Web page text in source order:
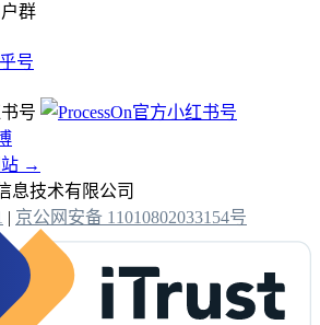
群
站 →
息技术有限公司
| 京公网安备 11010802033154号